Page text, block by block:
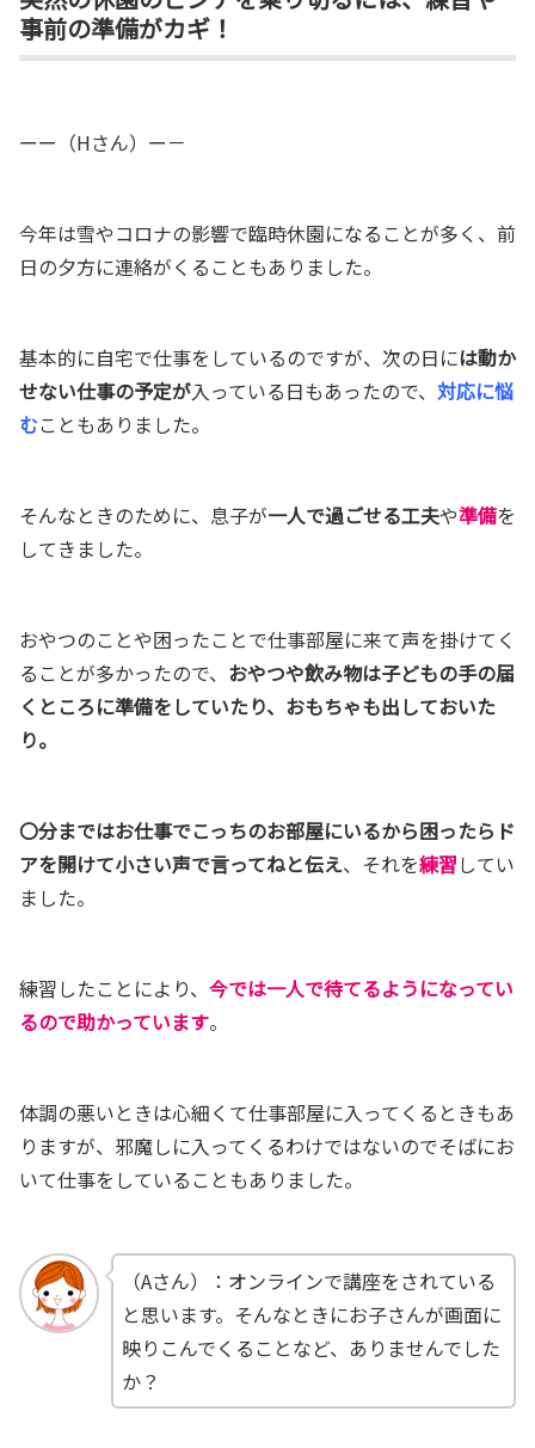
事前の準備がカギ！
ーー（Hさん）ー－
今年は雪やコロナの影響で臨時休園になることが多く、前
日の夕方に連絡がくることもありました。
基本的に自宅で仕事をしているのですが、次の日には動か
せない仕事の予定が入っている日もあったので、 対応に悩
むこともありました。
そんなときのために、息子が一人で過ごせる工夫や準備を
してきました。
おやつのことや困ったことで仕事部屋に来て声を掛けてく
ることが多かったので、 おやつや飲み物は子どもの手の届
くところに準備をしていたり、おもちゃも出しておいた
り。
〇分まではお仕事でこっちのお部屋にいるから困ったらド
アを開けて小さい声で言ってねと伝え、それを練習してい
ました。
練習したことにより、 今では一人で待てるようになってい
るので助かっています。
体調の悪いときは心細くて仕事部屋に入ってくるときもあ
りますが、邪魔しに入ってくるわけではないのでそばにお
いて仕事をしていることもありました。
（Aさん）：オンラインで講座をされている
と思います。そんなときにお子さんが画面に
映りこんでくることなど、ありませんでした
か？